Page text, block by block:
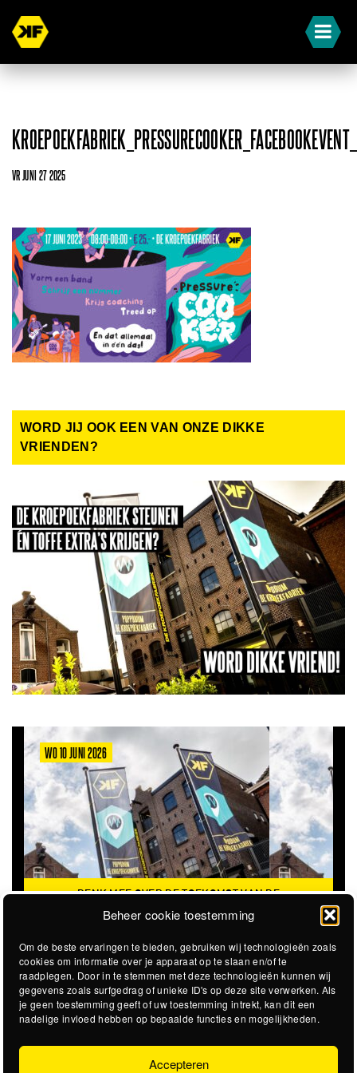
Beheer cookie toestemming
Om de beste ervaringen te bieden, gebruiken wij technologieën zoals
cookies om informatie over je apparaat op te slaan en/of te
raadplegen. Door in te stemmen met deze technologieën kunnen wij
gegevens zoals surfgedrag of unieke ID's op deze site verwerken. Als
je geen toestemming geeft of uw toestemming intrekt, kan dit een
nadelige invloed hebben op bepaalde functies en mogelijkheden.
Accepteren
VR JUNI 27 2025
WORD JIJ OOK EEN VAN ONZE DIKKE
VRIENDEN?
WO 10 JUNI 2026
DENK MEE OVER DE TOEKOMST VAN DE
KROEPOEKFABRIEK